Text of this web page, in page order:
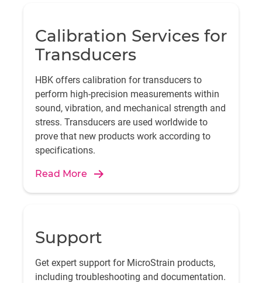
Calibration Services for
Transducers
HBK offers calibration for transducers to
perform high-precision measurements within
sound, vibration, and mechanical strength and
stress. Transducers are used worldwide to
prove that new products work according to
specifications.
Read More
Support
Get expert support for MicroStrain products,
including troubleshooting and documentation.